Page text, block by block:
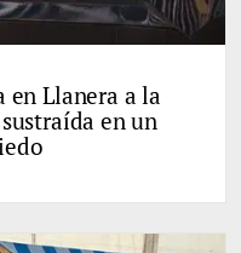
en Llanera a la
en un